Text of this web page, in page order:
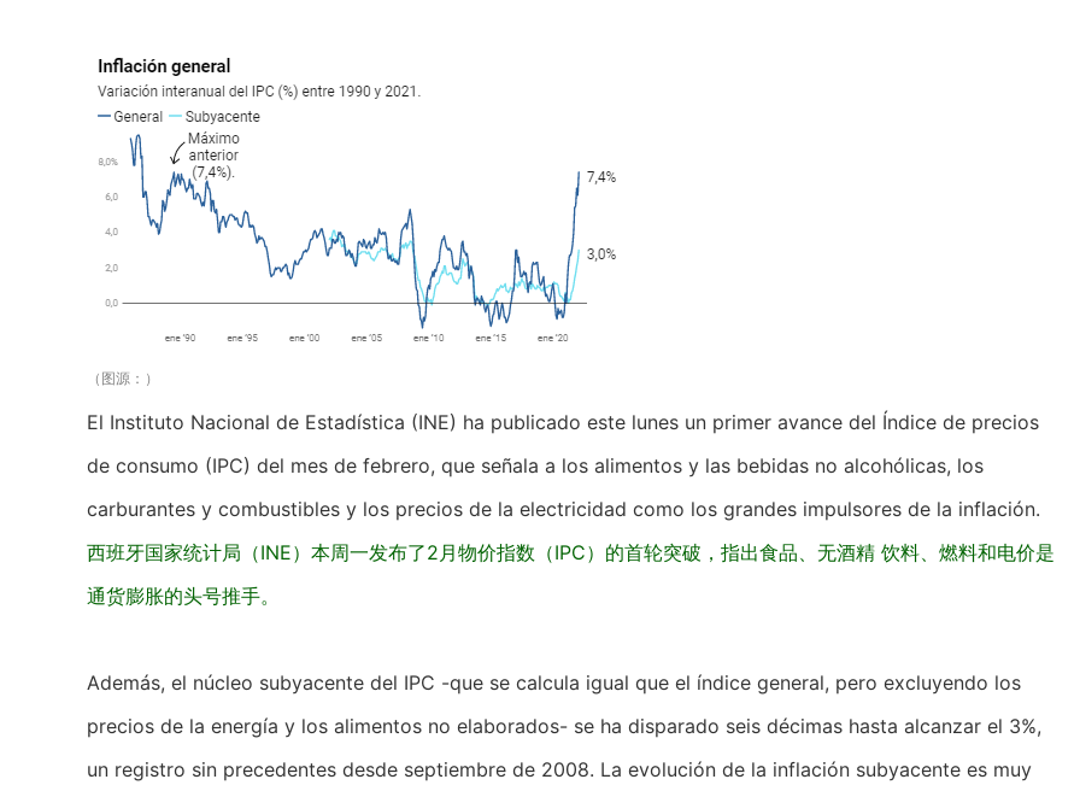
（图源：）
El Instituto Nacional de Estadística (INE) ha publicado este lunes un primer avance del Índice de precios
de consumo (IPC) del mes de febrero, que señala a los alimentos y las bebidas no alcohólicas, los
carburantes y combustibles y los precios de la electricidad como los grandes impulsores de la inflación.
西班牙国家统计局（INE）本周一发布了2月物价指数（IPC）的首轮突破，指出食品、无酒精 饮料、燃料和电价是
通货膨胀的头号推手。
Además, el núcleo subyacente del IPC -que se calcula igual que el índice general, pero excluyendo los
precios de la energía y los alimentos no elaborados- se ha disparado seis décimas hasta alcanzar el 3%,
un registro sin precedentes desde septiembre de 2008. La evolución de la inflación subyacente es muy